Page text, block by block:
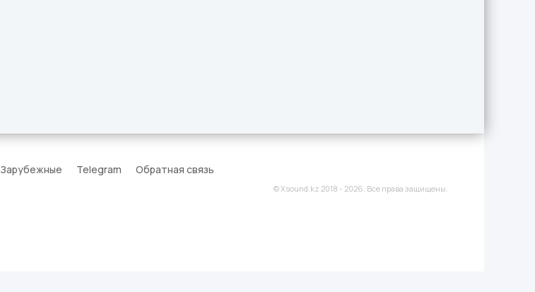
Зарубежные Telegram Обратная связь
© Xsound.kz 2018 - 2026. Все права защищены.